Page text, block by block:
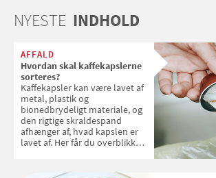
NYESTE INDHOLD
AFFALD
Hvordan skal kaffekapslerne
sorteres?
Kaffekapsler kan være lavet af
metal, plastik og
bionedbrydeligt materiale, og
den rigtige skraldespand
afhænger af, hvad kapslen er
lavet af. Her får du overblikket